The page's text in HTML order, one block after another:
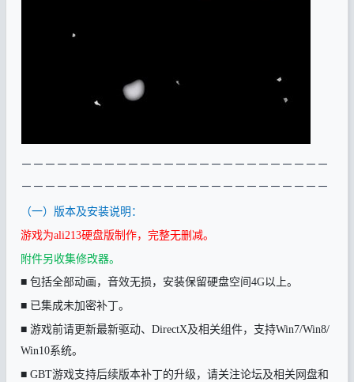
－－－－－－－－－－－－－－－－－－－－－－－－－－
－－－－－－－－－－－－－－－－－－－－－－－－－－
（一）版本及安装说明：
游戏为ali213硬盘版制作，完整无删减。
附件另收集修改器。
■ 包括全部动画，音效无损，安装保留硬盘空间 4G以上。
■ 已集成未加密补丁。
■ 游戏前请更新最新驱动、 DirectX 及相关组件，支持Win7/Win8/
Win10系统。
■ GBT游戏支持后续版本补丁的升级，请关注论坛及相关网盘和